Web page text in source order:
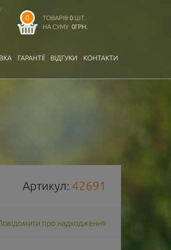
0 ТОВАРІВ 0 ШТ.
НА СУМУ 0ГРН.
ГАРАНТІЇ ВІДГУКИ КОНТАКТИ
Артикул: 42691
про надходження